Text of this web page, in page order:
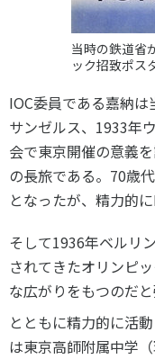
当時の鉄道省
ック招致ポス
IOC委員である嘉納
サンゼルス、1933年
会で東京開催の意義
の長旅である。70歳
となったが、精力的
そして1936年ベルリ
されてきたオリンピ
な広がりをもつのだ
とともに精力的に活
は東京高師附属中学